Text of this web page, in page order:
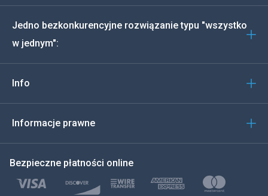
Deutsch
Włoski
한국의
Jedno bezkonkurencyjne rozwiązanie typu "wszystko
w jednym":
Info
Informacje prawne
Bezpieczne płatności online